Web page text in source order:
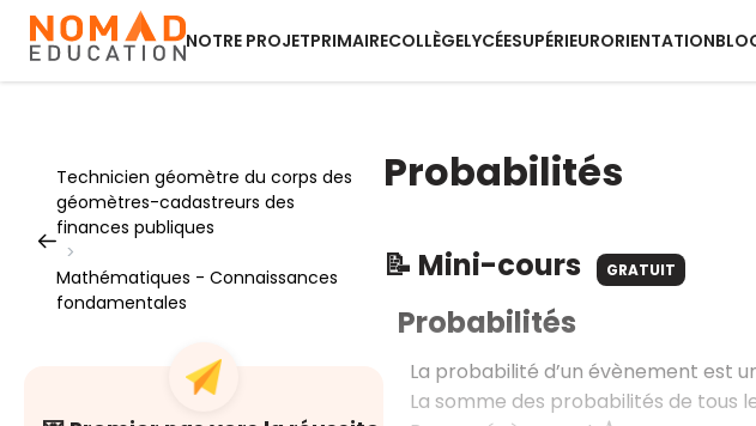
NOTRE PROJETPRIMAIRECOLLÈGELYCÉESUPÉRIEURORIENTATION
Technicien géomètre du corps des
géomètres-cadastreurs des
finances publiques
>
Mathématiques - Connaissances
fondamentales
Probabilités
📝 Mini-cours GRATUIT
Probabilités
La probabilité d’un évènement est
La somme des probabilités de tous